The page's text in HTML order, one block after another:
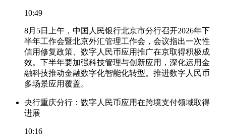
10:49
8月5日上午，中国人民银行北京市分行召开2026年下
半年工作会暨北京外汇管理工作会，会议指出一次性
信用修复政策、数字人民币应用推广在京取得积极成
效。下半年要加强科技管理与创新应用，深化运用金
融科技推动金融数字化智能化转型。推进数字人民币
多场景应用覆盖。
央行重庆分行：数字人民币应用在跨境支付领域取得
进展
10:16